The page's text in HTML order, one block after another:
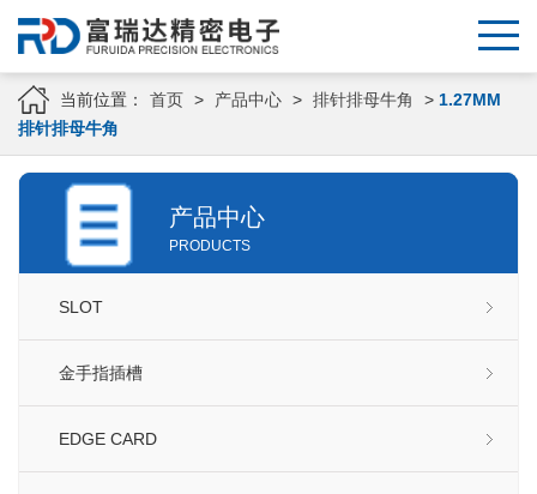
当前位置： 首页 > 产品中心 > 排针排母牛角 > 1.27MM
排针排母牛角
产品中心
PRODUCTS
SLOT
金手指插槽
EDGE CARD